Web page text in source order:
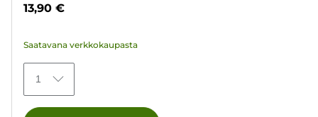
152
13,90 €
Saatavana verkkokaupasta
1